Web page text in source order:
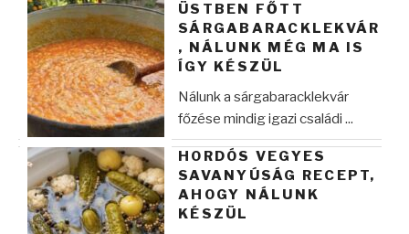
ÜSTBEN FŐTT
SÁRGABARACKLEKVÁR
, NÁLUNK MÉG MA IS
ÍGY KÉSZÜL
Nálunk a sárgabaracklekvár
főzése mindig igazi családi ...
HORDÓS VEGYES
SAVANYÚSÁG RECEPT,
AHOGY NÁLUNK
KÉSZÜL